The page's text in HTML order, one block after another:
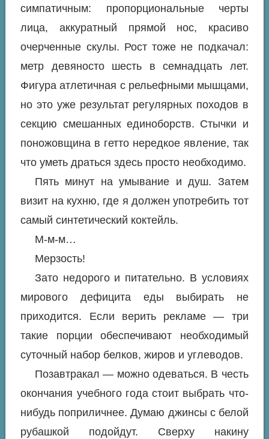
симпатичным: пропорциональные черты
лица, аккуратный прямой нос, красиво
очерченные скулы. Рост тоже не подкачал:
метр девяносто шесть в семнадцать лет.
Фигура атлетичная с рельефными мышцами,
но это уже результат регулярных походов в
секцию смешанных единоборств. Стычки и
поножовщина в гетто нередкое явление, так
что уметь драться здесь просто необходимо.
Пять минут на умывание и душ. Затем
визит на кухню, где я должен употребить тот
самый синтетический коктейль.
М-м-м…
Мерзость!
Зато недорого и питательно. В условиях
мирового дефицита еды выбирать не
приходится. Если верить рекламе — три
такие порции обеспечивают необходимый
суточный набор белков, жиров и углеводов.
Позавтракал — можно одеваться. В честь
окончания учебного года стоит выбрать что-
нибудь поприличнее. Думаю джинсы с белой
рубашкой подойдут. Сверху накину